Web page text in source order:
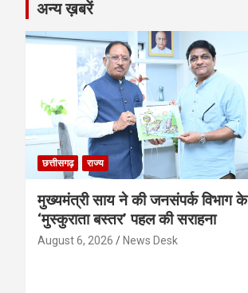
अन्य ख़बरें
छत्तीसगढ़ राज्य
मुख्यमंत्री साय ने की जनसंपर्क विभाग के
‘मुस्कुराता बस्तर’ पहल की सराहना
August 6, 2026 News Desk